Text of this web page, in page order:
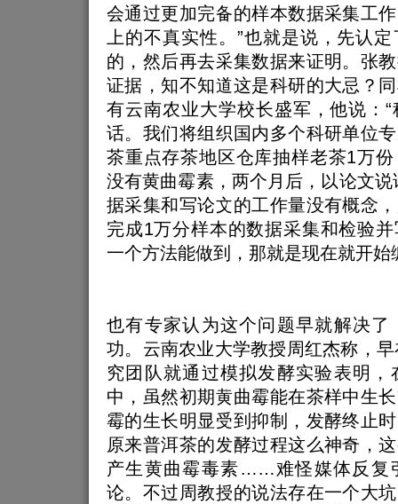
会通过更加完备的样本数据采集工
上的不真实性。”也就是说，先认
的，然后再去采集数据来证明。张
证据，知不知道这是科研的大忌？
有云南农业大学校长盛军，他说：
话。我们将组织国内多个科研单位
茶重点存茶地区仓库抽样老茶1万
没有黄曲霉素，两个月后，以论文说
据采集和写论文的工作量没有概念
完成1万分样本的数据采集和检验
一个方法能做到，那就是现在就开始
也有专家认为这个问题早就解决了
功。云南农业大学教授周红杰称，
究团队就通过模拟发酵实验表明，
中，虽然初期黄曲霉能在茶样中生
霉的生长明显受到抑制，发酵终止
原来普洱茶的发酵过程这么神奇，
产生黄曲霉毒素……难怪媒体反复
论。不过周教授的说法存在一个大